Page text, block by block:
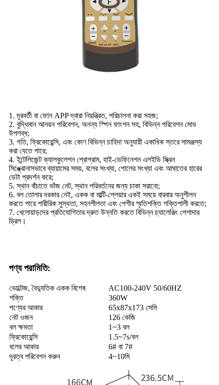
1. দূরবর্তী বা ফোন APP দ্বারা নিয়ন্ত্রিত, পরিচালনা করা সহজ;
2. বুদ্ধিমান আনয়ন পরিবেশন, অনন্য স্পিন ফাংশন সহ, বিভিন্ন পরিবেশন মোড
উপলব্ধ;
3. গতি, ফ্রিকোয়েন্সি, এবং কোণ বিভিন্ন চাহিদা অনুযায়ী একাধিক স্তরে সামঞ্জস্য
করা যেতে পারে;
4. ইন্টেলিজেন্ট ক্যালকুলেশন প্রোগ্রাম, হাই-ডেফিনেশন এলইডি স্ক্রিন
সিঙ্ক্রোনাসভাবে ব্যায়ামের সময়, বলের সংখ্যা, গোলের সংখ্যা এবং আঘাতের হারের
ডেটা প্রদর্শন করে;
5. স্থান বাঁচাতে ভাঁজ নেট, স্থান পরিবর্তনের জন্য চাকা সরানো;
6. বল তোলার দরকার নেই, একক বা মাল্টি-প্লেয়ার একই সময়ে বারবার অনুশীলন
করতে পারে শারীরিক সুস্থতা, সহনশীলতা এবং পেশীর স্মৃতিশক্তি শক্তিশালী করতে;
7. খেলোয়াড়দের প্রতিযোগিতার দ্রুত উন্নতি করতে বিভিন্ন চ্যালেঞ্জিং পেশাদার
ড্রিল।
পণ্য পরামিতি:
ভোল্টেজ, বৈদ্যুতিক একক বিশেষ
AC100-240V 50/60HZ
শক্তি
360W
পণ্যের আকার
65x87x173 সেমি
নেট ওজন
126 কেজি
বল ক্ষমতা
1~3 বল
ফ্রিকোয়েন্সি
1.5~7s/বল
বলের আকার
6# বা 7#
দূরত্ব পরিবেশন করুন
4~10মি